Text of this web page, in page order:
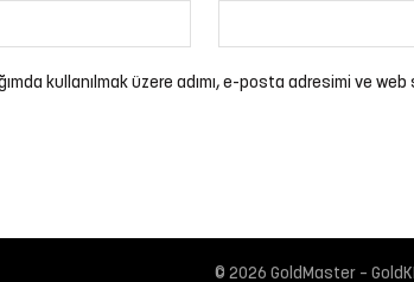
kullanılmak üzere adımı, e-posta adresimi ve
© 2026 GoldMaster –